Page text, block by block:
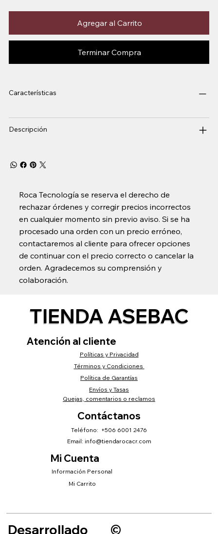
Agregar al Carrito
Terminar Compra
Características
Descripción
Roca Tecnología se reserva el derecho de
rechazar órdenes y corregir precios incorrectos
en cualquier momento sin previo aviso. Si se ha
procesado una orden con un precio erróneo,
contactaremos al cliente para ofrecer opciones
de continuar con el precio correcto o cancelar la
orden. Agradecemos su comprensión y
colaboración.
TIENDA ASEBAC
Atención al cliente
Políticas y Privacidad
Términos y Condiciones
Envíos y Tasas
Política de Garantías
Quejas, comentarios o reclamos
Mi Cuenta
Información Personal
Mi Carrito
Contáctanos
Teléfono: +506 6001 2476
Email: info@tiendarocacr.com
Desarrollado ©